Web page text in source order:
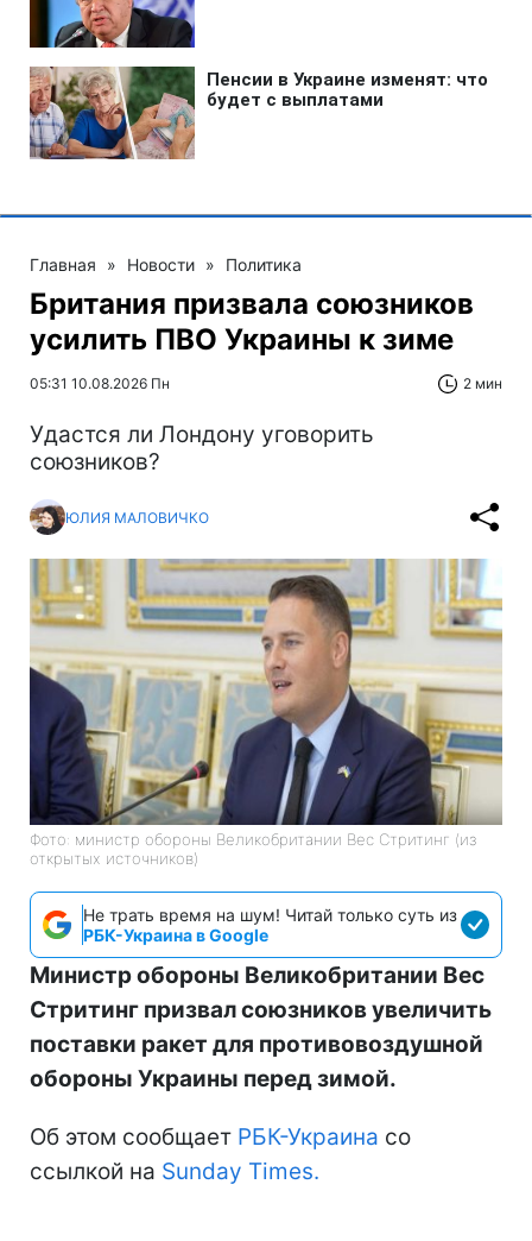
Главная » Новости » Политика
Британия призвала союзников
усилить ПВО Украины к зиме
05:31 10.08.2026 Пн 2 мин
Удастся ли Лондону уговорить
союзников?
ЮЛИЯ МАЛОВИЧКО
Фото: министр обороны Великобритании Вес Стритинг (из
открытых источников)
Не трать время на шум! Читай только суть из
РБК-Украина в Google
Министр обороны Великобритании Вес
Стритинг призвал союзников увеличить
поставки ракет для противовоздушной
обороны Украины перед зимой.
Об этом сообщает РБК-Украина со
ссылкой на Sunday Times.